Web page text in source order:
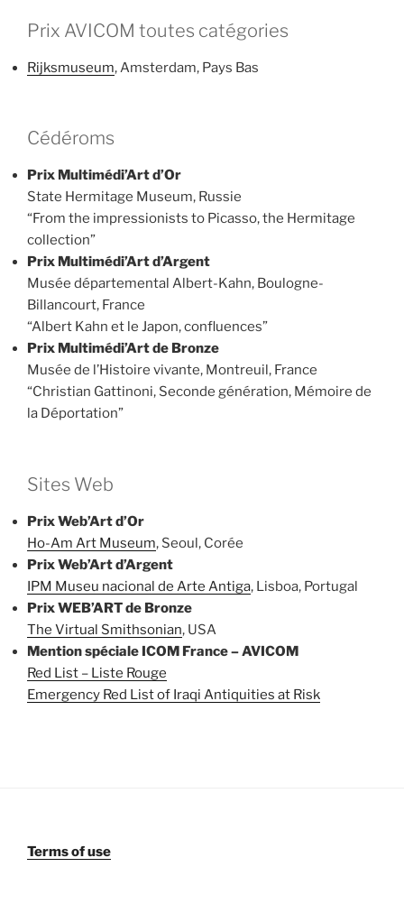
Prix AVICOM toutes catégories
Rijksmuseum, Amsterdam, Pays Bas
Cédéroms
Prix Multimédi’Art d’Or
State Hermitage Museum, Russie
“From the impressionists to Picasso, the Hermitage
collection”
Prix Multimédi’Art d’Argent
Musée départemental Albert-Kahn, Boulogne-
Billancourt, France
“Albert Kahn et le Japon, confluences”
Prix Multimédi’Art de Bronze
Musée de l’Histoire vivante, Montreuil, France
“Christian Gattinoni, Seconde génération, Mémoire de
la Déportation”
Sites Web
Prix Web’Art d’Or
Ho-Am Art Museum, Seoul, Corée
Prix Web’Art d’Argent
IPM Museu nacional de Arte Antiga, Lisboa, Portugal
Prix WEB’ART de Bronze
The Virtual Smithsonian, USA
Mention spéciale ICOM France – AVICOM
Red List – Liste Rouge
Emergency Red List of Iraqi Antiquities at Risk
Terms of use